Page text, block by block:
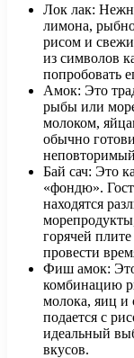
Лок лак:
лимона,
рисом и
из символов
попробовать
Амок: Это
рыбы или
молоком,
обычно
Бай сач: Это
«фондю».
находятся
горячей
провести
Фиш амок: Это
комбинацию
молока, яиц и
подается с
идеальный
вкусов.